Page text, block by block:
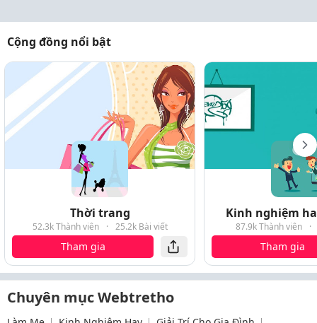
Cộng đồng nổi bật
Thời trang
52.3k Thành viên · 25.2k Bài viết
Tham gia
Kinh nghiệm
87.9k Thành viên ·
Tham gia
Chuyên mục Webtretho